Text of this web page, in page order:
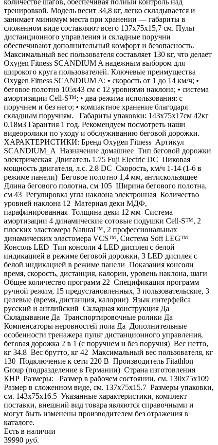
количестве шагов, обеспечивая полный контроль над
тренировкой. Модель весит 34,8 кг, легко складывается и
занимает минимум места при хранении — габариты в
сложенном виде составляют всего 137х75х15,7 см. Пульт
дистанционного управления и складные поручни
обеспечивают дополнительный комфорт и безопасность.
Максимальный вес пользователя составляет 130 кг, что делает
Oxygen Fitness SCANDIUM A надежным выбором для
широкого круга пользователей. Ключевые преимущества
Oxygen Fitness SCANDIUM A: • скорость от 1 до 14 км/ч; •
беговое полотно 105х43 см с 12 уровнями наклона; • система
амортизации Cell-S™; • два режима использования: с
поручнем и без него; • компактное хранение благодаря
складным поручням. Габариты упаковки: 143х75х17см 42кг
0.18м3 Гарантия 1 год. Рекомендуем посмотреть наши
видеоролики по уходу и обслуживанию беговой дорожки.
ХАРАКТЕРИСТИКИ: Бренд Oxygen Fitness Артикул
SCANDIUM_A Назначение домашнее Тип беговой дорожки
электрическая Двигатель 1.75 Fuji Electric DC Пиковая
мощность двигателя, л.с. 2.8 DC Скорость, км/ч 1-14 (1-6 в
режиме панели) Беговое полотно 1,4 мм, антискользящее
Длина бегового полотна, см 105 Ширина бегового полотна,
см 43 Регулировка угла наклона электронная Количество
уровней наклона 12 Материал деки МДФ,
парафинированная Толщина деки 12 мм Система
амортизации 4 динамические сотовые подушки Cell-S™, 2
плоских эластомера Natural™, 2 профессиональных
динамических эластомера VCS™, Система Soft LEG™
Консоль LED Тип консоли 4 LED дисплея с белой
индикацией в режиме беговой дорожки, 3 LED дисплея с
белой индикацией в режиме панели Показания консоли
время, скорость, дистанция, калории, уровень наклона, шаги
Общее количество программ 22 Спецификация программ
ручной режим, 15 предустановленных, 3 пользовательские, 3
целевые (время, дистанция, калории) Язык интерфейса
русский и английский Складная конструкция Да
Складывание Да Транспортировочные ролики Да
Компенсаторы неровностей пола Да Дополнительные
особенности тренажера пульт дистанционного управления,
беговая дорожка 2 в 1 (с поручнем и без поручня) Вес нетто,
кг 34.8 Вес брутто, кг 42 Максимальный вес пользователя, кг
130 Подключение к сети 220 В Производитель Fitathlon
Group (подразделение в Германии) Страна изготовления
КНР Размеры: Размер в рабочем состоянии, см. 130х75x109
Размер в сложенном виде, см. 137х75x15.7 Размеры упаковки,
см. 143х75x16.5 Указанные характеристики, комплект
поставки, внешний вид товара являются справочными и
могут быть изменены производителем без отражения в
каталоге.
Есть в наличии
39990 руб.